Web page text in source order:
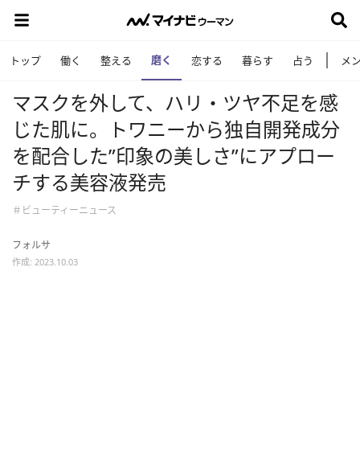
トップ 働く 整える 磨く 恋する 暮らす 占う メ
マスクを外して、ハリ・ツヤ不足を感
じた肌に。トワニーから独自開発成分
を配合した”印象の美しさ”にアプロー
チする美容液発売
＃ビューティーニュース
フォルサ
作成: 2023.10.03